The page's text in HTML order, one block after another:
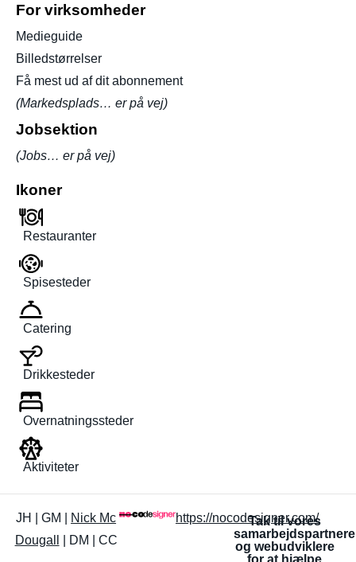
For virksomheder
Medieguide
Billedstørrelser
Få mest ud af dit abonnement
(Markedsplads… er på vej)
Jobsektion
(Jobs… er på vej)
Ikoner
Restauranter
Spisesteder
Catering
Drikkesteder
Overnatningssteder
Aktiviteter
Tak til vores
samarbejdspartnere
og webudviklere
for at hjælpe
https://nocodesigner.com/
JH | GM |
Nick Mc
Dougall
| DM | CC